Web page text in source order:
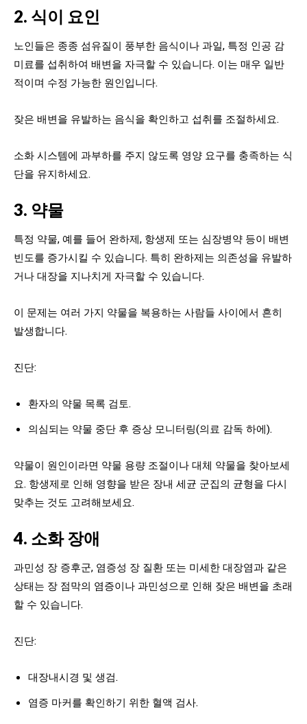
2. 식이 요인
노인들은 종종 섬유질이 풍부한 음식이나 과일, 특정 인공 감
미료를 섭취하여 배변을 자극할 수 있습니다. 이는 매우 일반
적이며 수정 가능한 원인입니다.
잦은 배변을 유발하는 음식을 확인하고 섭취를 조절하세요.
소화 시스템에 과부하를 주지 않도록 영양 요구를 충족하는 식
단을 유지하세요.
3. 약물
특정 약물, 예를 들어 완하제, 항생제 또는 심장병약 등이 배변
빈도를 증가시킬 수 있습니다. 특히 완하제는 의존성을 유발하
거나 대장을 지나치게 자극할 수 있습니다.
이 문제는 여러 가지 약물을 복용하는 사람들 사이에서 흔히
발생합니다.
진단:
환자의 약물 목록 검토.
의심되는 약물 중단 후 증상 모니터링(의료 감독 하에).
약물이 원인이라면 약물 용량 조절이나 대체 약물을 찾아보세
요. 항생제로 인해 영향을 받은 장내 세균 군집의 균형을 다시
맞추는 것도 고려해보세요.
4. 소화 장애
과민성 장 증후군, 염증성 장 질환 또는 미세한 대장염과 같은
상태는 장 점막의 염증이나 과민성으로 인해 잦은 배변을 초래
할 수 있습니다.
진단:
대장내시경 및 생검.
염증 마커를 확인하기 위한 혈액 검사.